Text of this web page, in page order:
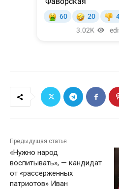
Предыдущая статья
«Нужно народ
воспитывать», — кандидат
от «рассерженных
патриотов» Иван